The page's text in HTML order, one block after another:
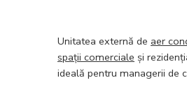
Unitatea externă de aer
spații comerciale și
ideală pentru managerii de